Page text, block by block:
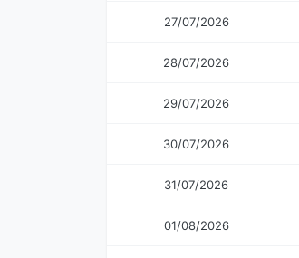
27/07/2026
28/07/2026
29/07/2026
30/07/2026
31/07/2026
01/08/2026